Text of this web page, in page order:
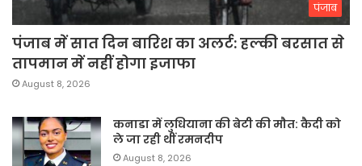
पंजाब
पंजाब में सात दिन बारिश का अलर्ट: हल्की बरसात से
तापमान में नहीं होगा इजाफा
August 8, 2026
कनाडा में लुधियाना की बेटी की माैत: कैदी को
ले जा रही थीं रमनदीप
August 8, 2026